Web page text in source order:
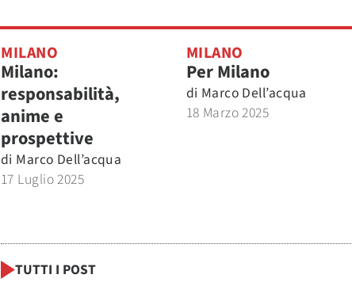
MILANO
Milano:
responsabilità,
anime e
prospettive
di Marco Dell’acqua
17 Luglio 2025
MILANO
Per Milano
di Marco Dell’acqua
18 Marzo 2025
TUTTI I POST